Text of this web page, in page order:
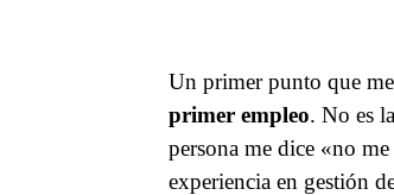
Un primer punto que me
primer empleo. No es
persona me dice «no
experiencia en gestión